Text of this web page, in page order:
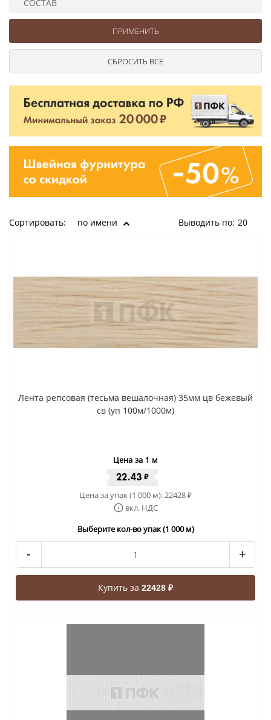
СОСТАВ
Сортировать: по имени Выводить по: 20
Лента репсовая (тесьма вешалочная) 35мм цв бежевый
св (уп 100м/1000м)
Цена за 1 м
22.43 ₽
Цена за упак (1 000 м):22428₽
вкл. НДС
Выберите кол-во упак (1 000 м)
- +
Купить за 22428 ₽
Ушковые
Шторные
Цепочки шарики с замком
Ткани
Шнуры